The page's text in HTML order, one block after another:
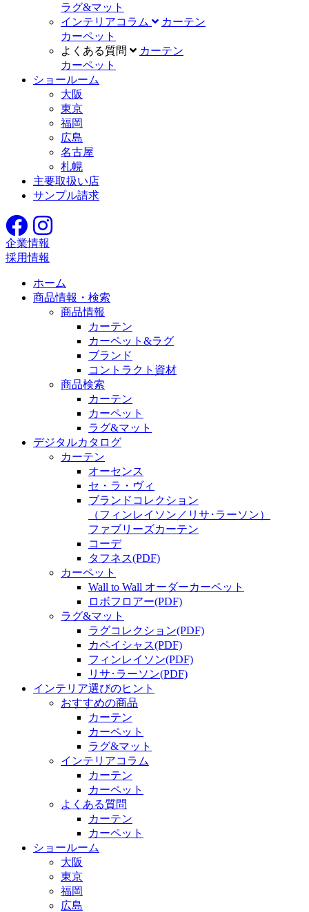
ラグ&マット
インテリアコラム
カーテン
カーペット
よくある質問
カーテン
カーペット
ショールーム
大阪
東京
福岡
広島
名古屋
札幌
主要取扱い店
サンプル請求
企業情報
採用情報
ホーム
商品情報・検索
商品情報
カーテン
カーペット&ラグ
ブランド
コントラクト資材
商品検索
カーテン
カーペット
ラグ&マット
デジタルカタログ
カーテン
オーセンス
セ・ラ・ヴィ
ブランドコレクション
（フィンレイソン／リサ･ラーソン）
ファブリーズカーテン
コーデ
タフネス(PDF)
カーペット
Wall to Wall オーダーカーペット
ロボフロアー(PDF)
ラグ&マット
ラグコレクション(PDF)
カペイシャス(PDF)
フィンレイソン(PDF)
リサ･ラーソン(PDF)
インテリア選びのヒント
おすすめの商品
カーテン
カーペット
ラグ&マット
インテリアコラム
カーテン
カーペット
よくある質問
カーテン
カーペット
ショールーム
大阪
東京
福岡
広島